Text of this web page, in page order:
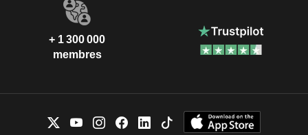
+ 1 300 000
membres